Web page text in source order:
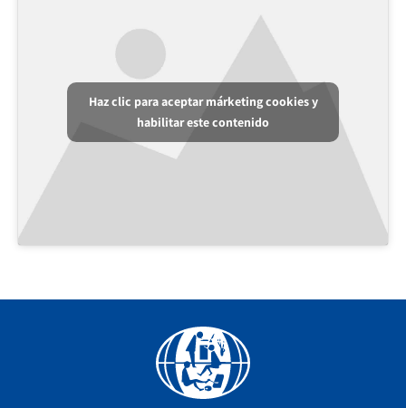
Haz clic para aceptar márketing cookies y
habilitar este contenido
Facebook
YouTube
Instagram